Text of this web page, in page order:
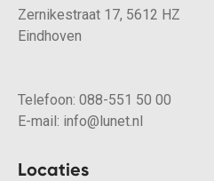
Zernikestraat 17, 5612 HZ
Eindhoven
Telefoon: 088-551 50 00
E-mail: info@lunet.nl
Locaties